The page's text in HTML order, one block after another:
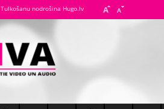
Tulkošanu nodrošina Hugo.lv